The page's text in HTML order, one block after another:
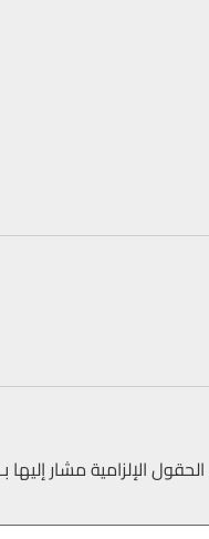
الحقول الإلزامية مشار إليها بـ